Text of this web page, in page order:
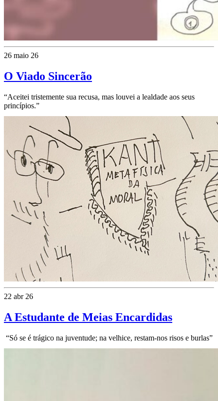
26 maio 26
O Viado Sincerão
“Aceitei tristemente sua recusa, mas louvei a lealdade aos seus
princípios.”
22 abr 26
A Estudante de Meias Encardidas
“Só se é trágico na juventude; na velhice, restam-nos risos e burlas”